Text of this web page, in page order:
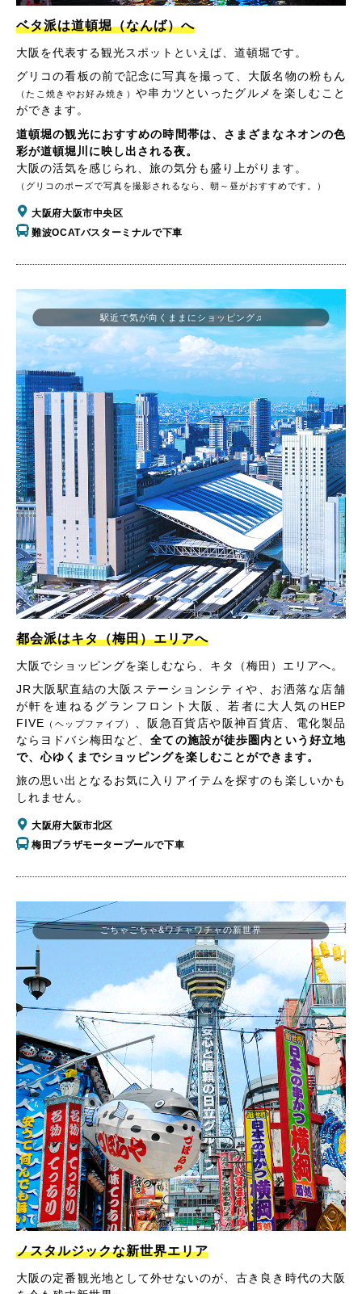
ベタ派は道頓堀（なんば）へ
大阪を代表する観光スポットといえば、道頓堀です。
グリコの看板の前で記念に写真を撮って、大阪名物の粉もん
（たこ焼きやお好み焼き） や串カツといったグルメを楽しむこと
ができます。
道頓堀の観光におすすめの時間帯は、さまざまなネオンの色
彩が道頓堀川に映し出される夜。
大阪の活気を感じられ、旅の気分も盛り上がります。
（グリコのポーズで写真を撮影されるなら、朝～昼がおすすめです。）
大阪府大阪市中央区
難波OCATバスターミナルで下車
都会派はキタ（梅田）エリアへ
大阪でショッピングを楽しむなら、キタ（梅田）エリアへ。
JR大阪駅直結の大阪ステーションシティや、お洒落な店舗
が軒を連ねるグランフロント大阪、若者に大人気のHEP
FIVE （ヘップファイブ）
、阪急百貨店や阪神百貨店、電化製品
ならヨドバシ梅田など、全ての施設が徒歩圏内という好立地
で、心ゆくまでショッピングを楽しむことができます。
旅の思い出となるお気に入りアイテムを探すのも楽しいかも
しれません。
大阪府大阪市北区
梅田プラザモータープールで下車
駅近で気が向くままにショッピング♫
ごちゃごちゃ&ワチャワチャの新世界
ノスタルジックな新世界エリア
大阪の定番観光地として外せないのが、古き良き時代の大阪